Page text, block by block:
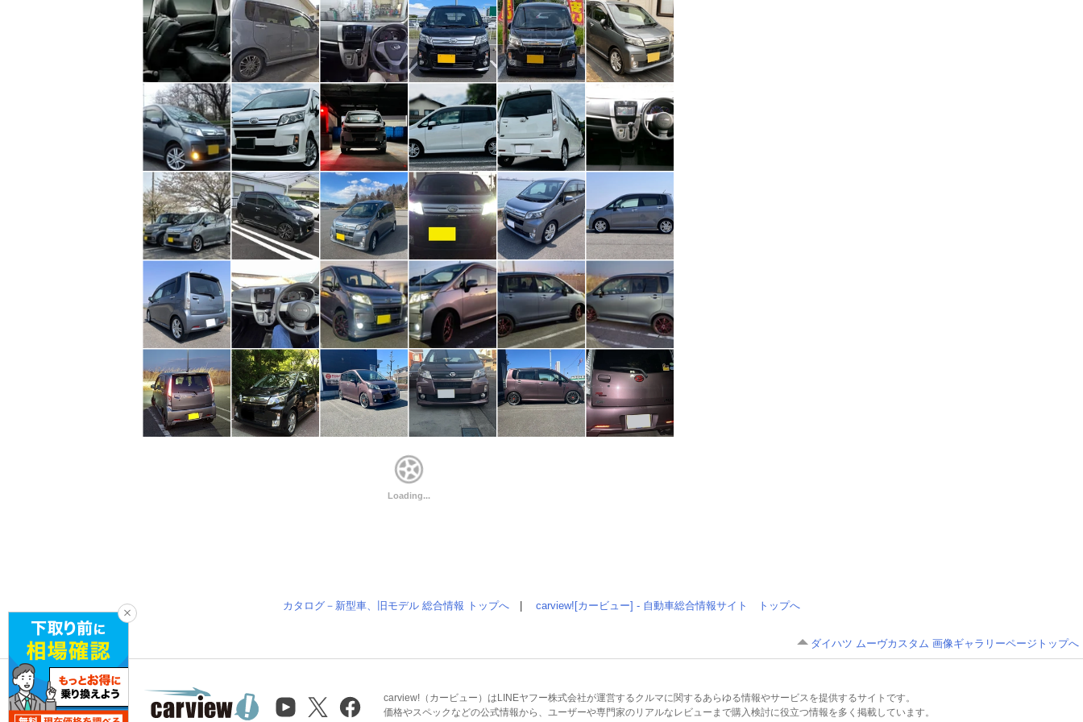
カタログ－新型車、旧モデル 総合情報 トップへ carview![カービュー] - 自動車総合情報サイト トップへ
ダイハツ ムーヴカスタム 画像ギャラリーページトップへ
carview!（カービュー）はLINEヤフー株式会社が運営するクルマに関するあらゆる情報やサービスを提供するサイトです。
価格やスペックなどの公式情報から、ユーザーや専門家のリアルなレビューまで購入検討に役立つ情報を多く掲載しています。